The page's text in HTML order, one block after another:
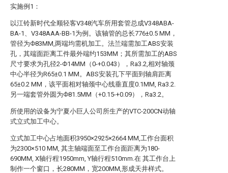
实施例1：
以江铃新时代全顺轻客V348汽车所用套管总成V348ABA-
BA-1、V348AAA-BB-1为例。该轴管的总长776±0.5 MM，
管径为Ф83MM,两端均需机加工。法兰端需加工ABS安装
孔，其端面距离工件最外端约153MM；其所需加工的ABS
尺寸要求为孔径2-Ф14MM（0-+0.043），Ra3.2,相对轴颈
中心半径为R65±0.1 MM。ABS安装孔下平面到轴肩距离
65±0.2 MM，该平面相对轴颈中心线垂直度0.1MM, Ra3.2.
另一端套管外圆为Ф81.5MM（+0.15-+0.09），Ra3.2。
所使用的设备为宁夏小巨人公司所生产的VTC-200CN动轴
式立式加工中心。
立式加工中心占地面积3950×2925×2664 MM,工作台面积
为2300×510 MM, 其主轴端面至工作台面距离为180-
690MM, X轴行程1950mm, Y轴行程510mm.在 其工作台上
制作一个窗口，长280MM，宽200MM,形成天井样式。